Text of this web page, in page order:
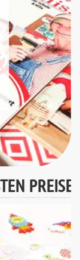
PREISE